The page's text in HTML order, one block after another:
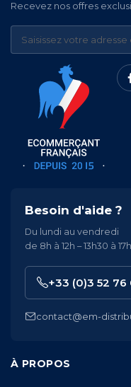
Recevez nos offres
À PROPOS
Besoin d'aide ?
Du lundi au vendredi
de 8h à 12h – 13h30 à
+33 (0)3 52 76
contact@em-